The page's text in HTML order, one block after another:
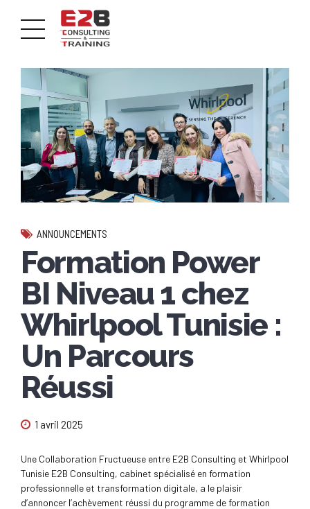
ANNOUNCEMENTS
Formation Power
BI Niveau 1 chez
Whirlpool Tunisie :
Un Parcours
Réussi
1 avril 2025
Une Collaboration Fructueuse entre E2B Consulting et Whirlpool
Tunisie E2B Consulting, cabinet spécialisé en formation
professionnelle et transformation digitale, a le plaisir
d’annoncer l’achèvement réussi du programme de formation